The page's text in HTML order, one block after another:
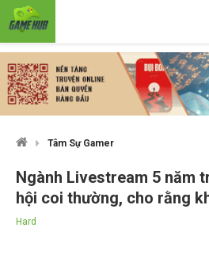
Tâm Sự Gamer
Ngành Livestream 5 năm
hội coi thường, cho rằng
Hard